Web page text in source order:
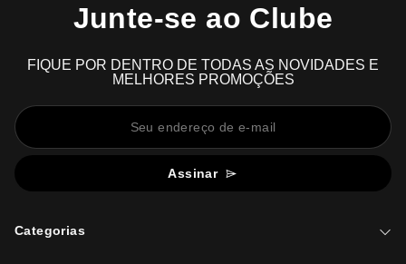
Junte-se ao Clube
FIQUE POR DENTRO DE TODAS AS NOVIDADES E
MELHORES PROMOÇÕES
Assinar
Categorias